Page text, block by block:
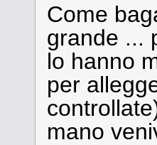
Come
grande ...
lo hanno
per
mano